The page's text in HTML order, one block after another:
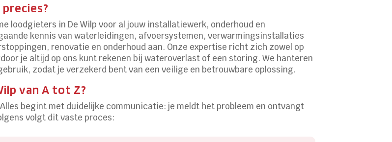
loodgieters in De Wilp voor al jouw installatiewerk, onderhoud en
kennis van waterleidingen, afvoersystemen, verwarmingsinstallaties
renovatie en onderhoud aan. Onze expertise richt zich zowel op
je altijd op ons kunt rekenen bij wateroverlast of een storing. We hanteren
zodat je verzekerd bent van een veilige en betrouwbare oplossing.
van A tot Z?
begint met duidelijke communicatie: je meldt het probleem en ontvangt
volgt dit vaste proces: